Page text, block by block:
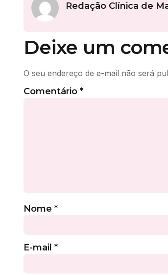
Redação Clínica de
Deixe um
O seu endereço de e-mail não será
Comentário *
Nome *
E-mail *